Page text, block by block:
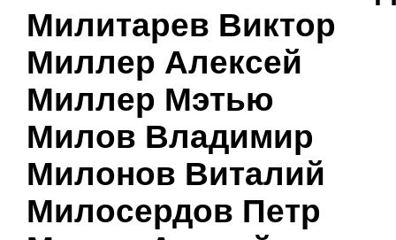
Милитарев Виктор
Миллер Алексей
Миллер Мэтью
Милов Владимир
Милонов Виталий
Милосердов Петр